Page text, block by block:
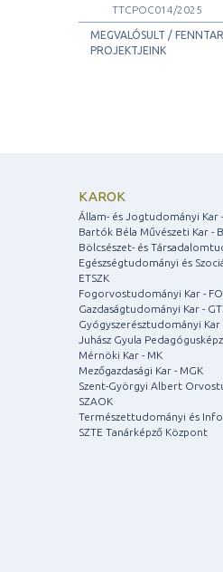
TTCPOC014/2025
MEGVALÓSULT /
PROJEKTJEINK
KAROK
Állam- és Jogtudományi Kar
Bartók Béla Művészeti Kar -
Bölcsészet- és
Egészségtudományi és
ETSZK
Fogorvostudományi Kar -
Gazdaságtudományi Kar -
Gyógyszerésztudományi Kar
Juhász Gyula
Mérnöki Kar - MK
Mezőgazdasági Kar - MGK
Szent-Györgyi Albert
SZAOK
Természettudományi és
SZTE Tanárképző Központ